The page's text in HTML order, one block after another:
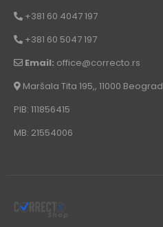
+381 60 4047 197
+381 60 5047 197
Email: office@correcto.rs
Maršala Tita 195,, 11000 Beograd
PIB: 111856415
MB: 21554006